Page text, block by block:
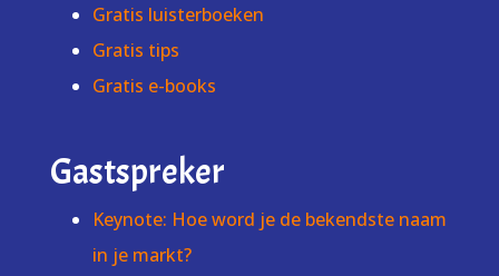
Gratis luisterboeken
Gratis tips
Gratis e-books
Gastspreker
Keynote: Hoe word je de bekendste naam
in je markt?